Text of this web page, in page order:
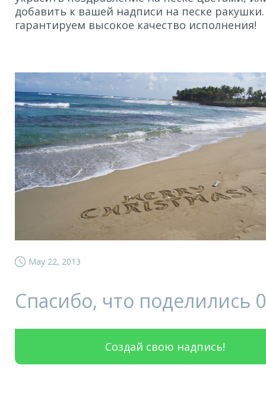
добавить к вашей надписи на песке
гарантируем высокое качество исполнения!
May 22, 2013
Спасибо, что поделились 0
Создай свою надпись!